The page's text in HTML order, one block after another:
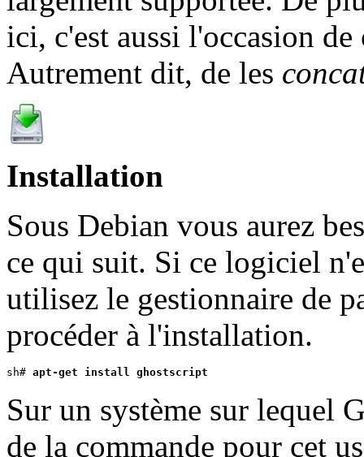
ici, c'est aussi l'occasion
Autrement dit, de les
Installation
Sous Debian vous aurez
ce qui suit. Si ce logiciel
utilisez le gestionnaire de
procéder à l'installation.
sh# apt-get install ghostscript
Sur un système sur lequel
de la commande pour cet